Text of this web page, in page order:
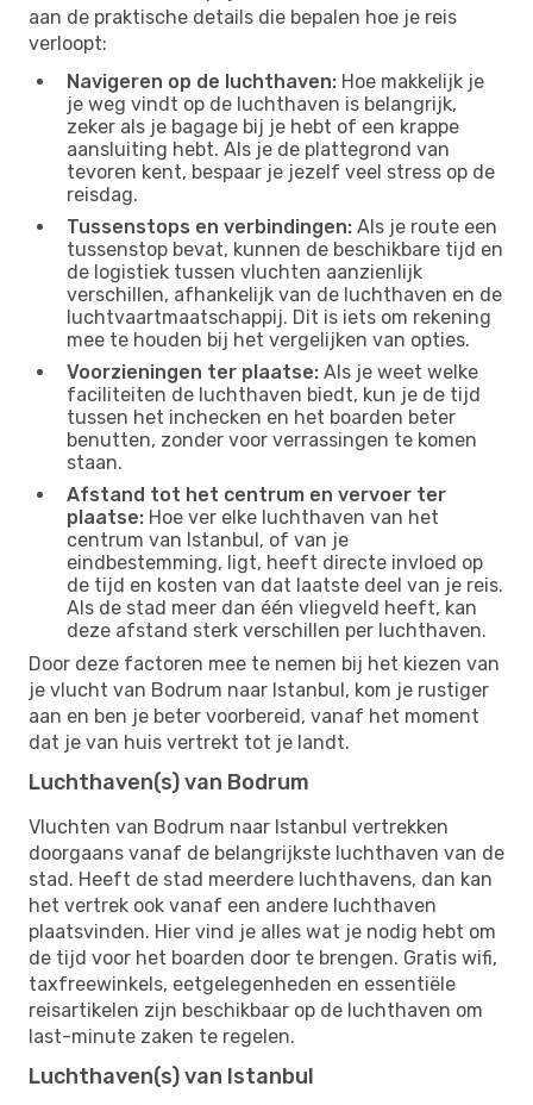
aan de praktische details die bepalen hoe je reis
verloopt:
Navigeren op de luchthaven: Hoe makkelijk je
je weg vindt op de luchthaven is belangrijk,
zeker als je bagage bij je hebt of een krappe
aansluiting hebt. Als je de plattegrond van
tevoren kent, bespaar je jezelf veel stress op de
reisdag.
Tussenstops en verbindingen: Als je route een
tussenstop bevat, kunnen de beschikbare tijd en
de logistiek tussen vluchten aanzienlijk
verschillen, afhankelijk van de luchthaven en de
luchtvaartmaatschappij. Dit is iets om rekening
mee te houden bij het vergelijken van opties.
Voorzieningen ter plaatse: Als je weet welke
faciliteiten de luchthaven biedt, kun je de tijd
tussen het inchecken en het boarden beter
benutten, zonder voor verrassingen te komen
staan.
Afstand tot het centrum en vervoer ter
plaatse: Hoe ver elke luchthaven van het
centrum van Istanbul, of van je
eindbestemming, ligt, heeft directe invloed op
de tijd en kosten van dat laatste deel van je reis.
Als de stad meer dan één vliegveld heeft, kan
deze afstand sterk verschillen per luchthaven.
Door deze factoren mee te nemen bij het kiezen van
je vlucht van Bodrum naar Istanbul, kom je rustiger
aan en ben je beter voorbereid, vanaf het moment
dat je van huis vertrekt tot je landt.
Luchthaven(s) van Bodrum
Vluchten van Bodrum naar Istanbul vertrekken
doorgaans vanaf de belangrijkste luchthaven van de
stad. Heeft de stad meerdere luchthavens, dan kan
het vertrek ook vanaf een andere luchthaven
plaatsvinden. Hier vind je alles wat je nodig hebt om
de tijd voor het boarden door te brengen. Gratis wifi,
taxfreewinkels, eetgelegenheden en essentiële
reisartikelen zijn beschikbaar op de luchthaven om
last-minute zaken te regelen.
Luchthaven(s) van Istanbul